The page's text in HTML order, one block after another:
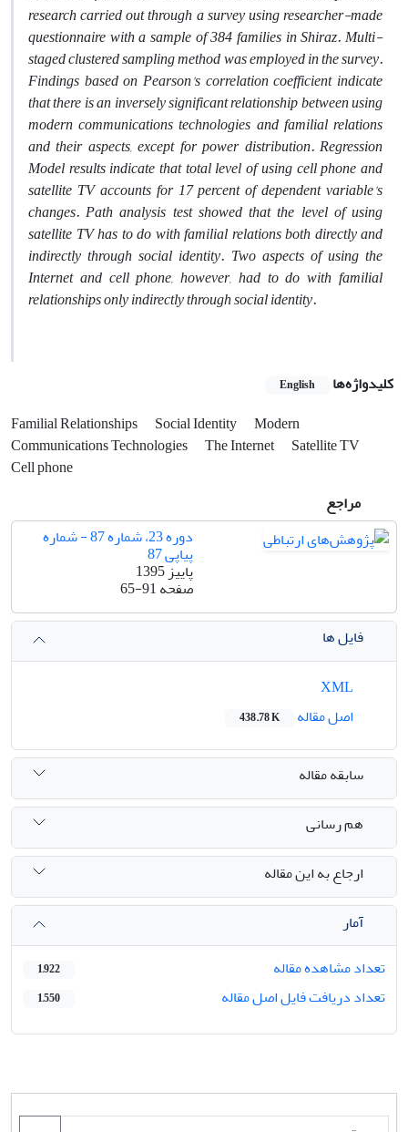
research carried out through a survey using researcher-made
questionnaire with a sample of 384 families in Shiraz. Multi-
staged clustered sampling method was employed in the survey.
Findings based on Pearson's correlation coefficient indicate
that there is an inversely significant relationship between using
modern communications technologies and familial relations
and their aspects, except for power distribution. Regression
Model results indicate that total level of using cell phone and
satellite TV accounts for 17 percent of dependent variable's
changes. Path analysis test showed that the level of using
satellite TV has to do with familial relations both directly and
indirectly through social identity. Two aspects of using the
Internet and cell phone, however, had to do with familial
relationships only indirectly through social identity.
کلیدواژه‌ها English
Familial Relationships Social Identity
Modern
Communications Technologies
The Internet
Satellite TV
Cell phone
مراجع
دوره 23، شماره 87 - شماره
پیاپی 87
پاییز 1395
صفحه65-91
فایل ها
اصل مقاله
438.78 K
سابقه مقاله
هم رسانی
ارجاع به این مقاله
آمار
تعداد مشاهده مقاله
1,922
تعداد دریافت فایل اصل مقاله 1,550